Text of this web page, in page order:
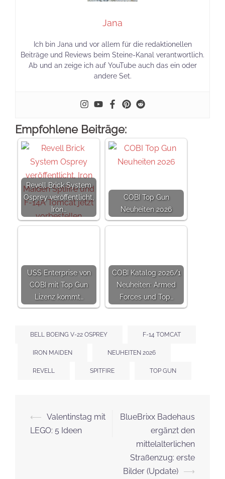
Jana
Ich bin Jana und vor allem für die redaktionellen
Beiträge und Reviews beim Steine-Kanal verantwortlich.
Ab und an zeige ich auf YouTube auch das ein oder
andere Set.
Empfohlene Beiträge:
Revell Brick System
Osprey veröffentlicht,
Iron…
COBI Top Gun
Neuheiten 2026
USS Enterprise von
COBI mit Top Gun
Lizenz kommt…
COBI Katalog 2026/1
Neuheiten: Armed
Forces und Top…
BELL BOEING V-22 OSPREY F-14 TOMCAT
IRON MAIDEN NEUHEITEN 2026
REVELL SPITFIRE TOP GUN
Beitrags-
Navigation
⟵ Valentinstag mit
LEGO: 5 Ideen
BlueBrixx Badehaus
ergänzt den
mittelalterlichen
Straßenzug: erste
Bilder (Update) ⟶